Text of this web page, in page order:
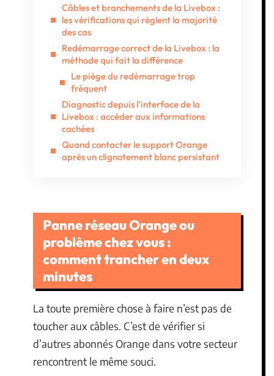
Câbles et branchements de la Livebox :
les vérifications qui règlent la majorité
des cas
Redémarrage correct de la Livebox : la
méthode qui fait la différence
Le piège du redémarrage trop
fréquent
Diagnostic depuis l’interface de la
Livebox : accéder aux informations
cachées
Quand contacter le support Orange
après un clignotement blanc persistant
Panne réseau Orange ou
problème chez vous :
comment trancher en deux
minutes
La toute première chose à faire n’est pas de
toucher aux câbles. C’est de vérifier si
d’autres abonnés Orange dans votre secteur
rencontrent le même souci.